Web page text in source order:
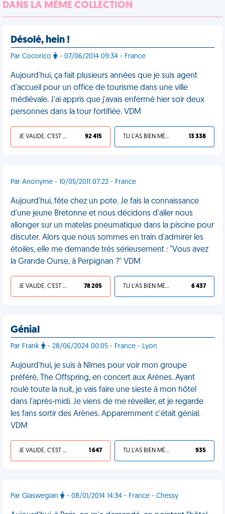
DANS LA MÊME COLLECTION
Désolé, hein !
Par Cocorico - 07/06/2014 09:34 - France
Aujourd'hui, ça fait plusieurs années que je suis agent
d'accueil pour un office de tourisme dans une ville
médiévale. J'ai appris que j'avais enfermé hier soir deux
personnes dans la tour fortifiée. VDM
JE VALIDE, C'EST UNE VDM 92 415 TU L'AS BIEN MÉRITÉ 13 338
Par Anonyme - 10/05/2011 07:22 - France
Aujourd'hui, fête chez un pote. Je fais la connaissance
d'une jeune Bretonne et nous décidons d'aller nous
allonger sur un matelas pneumatique dans la piscine pour
discuter. Alors que nous sommes en train d'admirer les
étoiles, elle me demande très sérieusement : "Vous avez
la Grande Ourse, à Perpignan ?" VDM
JE VALIDE, C'EST UNE VDM 78 205 TU L'AS BIEN MÉRITÉ 6 437
Génial
Par Frank - 28/06/2024 00:05 - France - Lyon
Aujourd'hui, je suis à Nîmes pour voir mon groupe
préféré, The Offspring, en concert aux Arènes. Ayant
roulé toute la nuit, je vais faire une sieste à mon hôtel
dans l'après-midi. Je viens de me réveiller, et je regarde
les fans sortir des Arènes. Apparemment c'était génial.
VDM
JE VALIDE, C'EST UNE VDM 1 647 TU L'AS BIEN MÉRITÉ 935
Par Glaswegian - 08/01/2014 14:34 - France - Chessy